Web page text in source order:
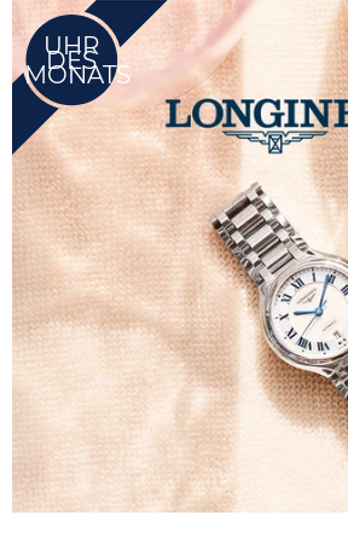
UHR
DES
MONATS